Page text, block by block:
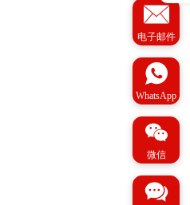
电子邮件
WhatsApp
微信